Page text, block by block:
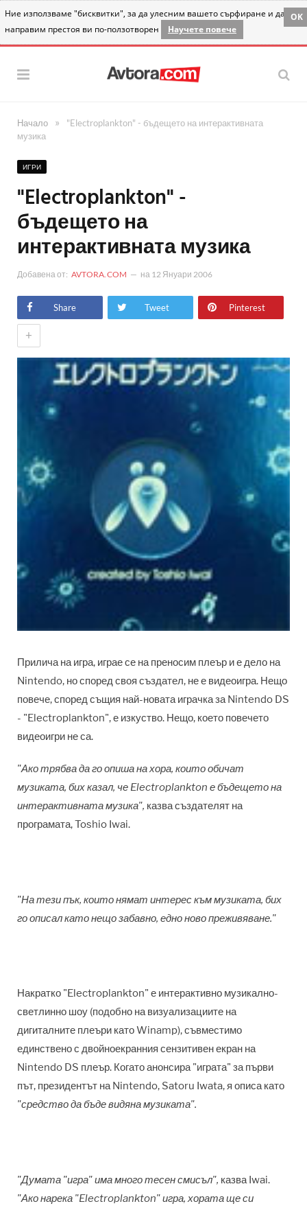
Ние използваме "бисквитки", за да улесним вашето сърфиране и да
направим престоя ви по-ползотворен
Научете повече
OK
Начало »
"Electroplankton" - бъдещето на интерактивната
музика
ИГРИ
"Electroplankton" -
бъдещето на
интерактивната музика
Добавена от: AVTORA.COM на 12 Януари 2006
Share Tweet Pinterest
+
Прилича на игра, играе се на преносим плеър и е дело на
Nintendo, но според своя създател, не е видеоигра. Нещо
повече, според същия най-новата играчка за Nintendo DS
- "Electroplankton", е изкуство. Нещо, което повечето
видеоигри не са.
"Ако трябва да го опиша на хора, които обичат
музиката, бих казал, че Electroplankton е бъдещето на
интерактивната музика", казва създателят на
програмата, Toshio Iwai.
"На тези пък, които нямат интерес към музиката, бих
го описал като нещо забавно, едно ново преживяване."
Накратко "Electroplankton" е интерактивно музикално-
светлинно шоу (подобно на визуализациите на
дигиталните плеъри като Winamp), съвместимо
единствено с двойноекранния сензитивен екран на
Nintendo DS плеър. Когато анонсира "играта" за първи
път, президентът на Nintendo, Satoru Iwata, я описа като
"средство да бъде видяна музиката".
"Думата "игра" има много тесен смисъл", казва Iwai.
"Ако нарека "Electroplankton" игра, хората ще си